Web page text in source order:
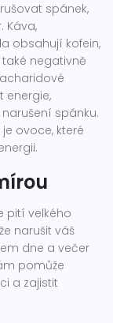
spánek,
Káva,
obsahují kofein,
také negativně
energie,
spánku.
ovoce, které
pití velkého
narušit váš
dne a večer
pomůže
a zajistit